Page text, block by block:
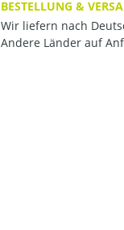
BESTELLUNG &
Wir liefern nach
Andere Länder auf